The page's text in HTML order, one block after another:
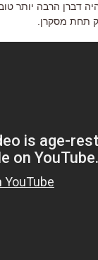
דברן הרבה יותר
תחת מסקרן.